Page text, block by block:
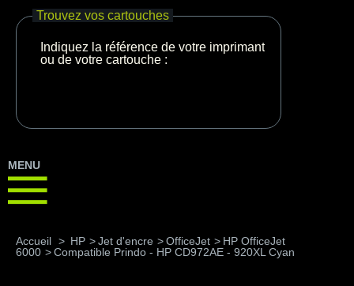
Trouvez vos cartouches
Indiquez la référence de votre imprimante
ou de votre cartouche :
MENU
Accueil > HP >Jet d'encre >OfficeJet > HP OfficeJet
6000 >Compatible Prindo - HP CD972AE - 920XL Cyan